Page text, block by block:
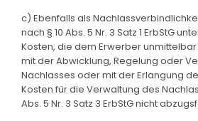
c) Ebenfalls als
nach § 10 Abs. 5 Nr. 3 Satz 1 ErbStG
Kosten, die dem Erwerber
mit der Abwicklung, Regelung oder
Nachlasses oder mit der Erlangung
Kosten für die Verwaltung des
Abs. 5 Nr. 3 Satz 3 ErbStG nicht